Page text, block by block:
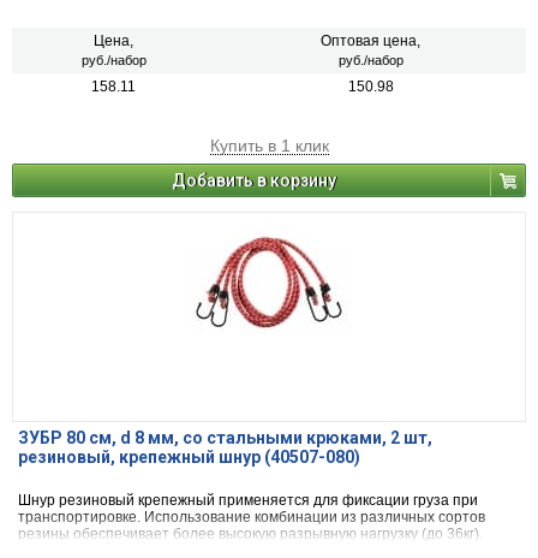
Цена,
руб./набор
Оптовая цена,
руб./набор
158.11 150.98
Купить в 1 клик
Добавить в корзину
ЗУБР 80 см, d 8 мм, со стальными крюками, 2 шт,
резиновый, крепежный шнур (40507-080)
Шнур резиновый крепежный применяется для фиксации груза при
транспортировке. Использование комбинации из различных сортов
резины обеспечивает более высокую разрывную нагрузку (до 36кг).